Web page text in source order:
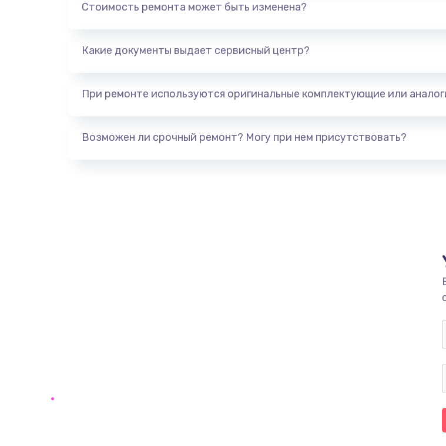
Стоимость ремонта может быть изменена?
Какие документы выдает сервисный центр?
При ремонте используются оригинальные комплектующие или
Возможен ли срочный ремонт? Могу при нем присутствовать?